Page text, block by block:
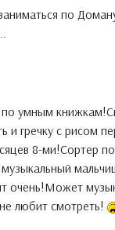
по
умным
и гречку с рисом
8-ми!Сортер
очень!Может
любит смотреть!